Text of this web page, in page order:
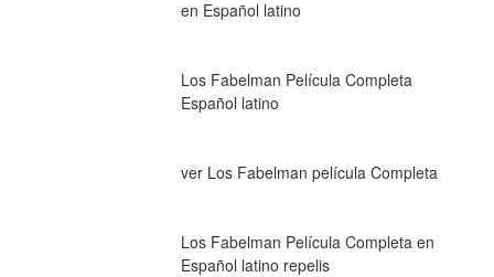
en Español latino
Los Fabelman Película Completa
Español latino
ver Los Fabelman película Completa
Los Fabelman Película Completa en
Español latino repelis